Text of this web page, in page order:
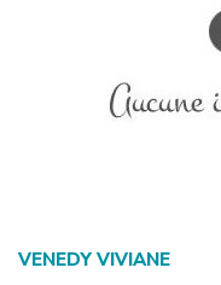
VENEDY VIVIANE